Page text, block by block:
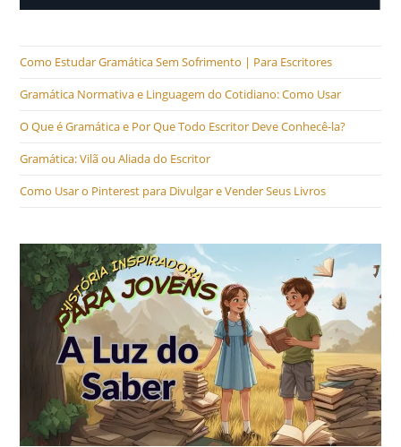
Como Estudar Gramática Sem Sofrimento | Para Escritores
Gramática Normativa e Linguagem do Cotidiano: Como Usar
O Que é Gramática e Por Que Todo Escritor Deve Conhecê-la?
Gramática: Vilã ou Aliada do Escritor
Como Usar o Pinterest para Divulgar e Vender Seus Livros